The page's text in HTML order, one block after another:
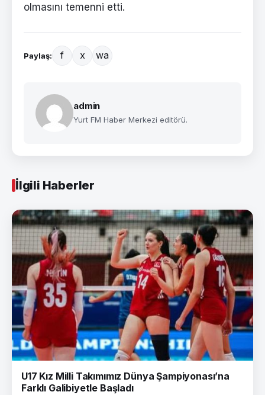
olmasını temenni etti.
Paylaş: f x wa
admin
Yurt FM Haber Merkezi editörü.
İlgili Haberler
U17 Kız Milli Takımımız Dünya Şampiyonası’na
Farklı Galibiyetle Başladı